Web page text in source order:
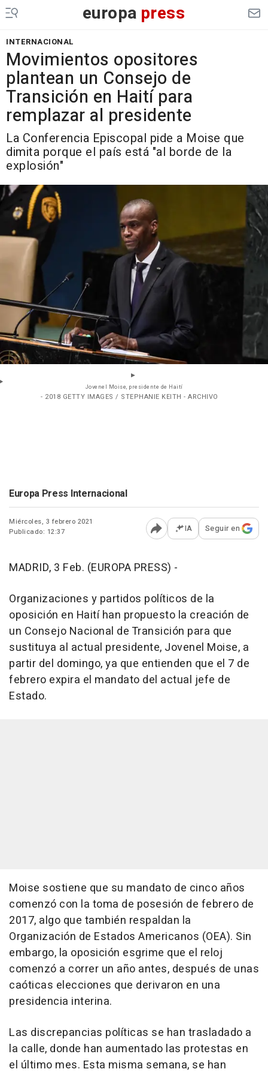
europa press
INTERNACIONAL
Movimientos opositores
plantean un Consejo de
Transición en Haití para
remplazar al presidente
La Conferencia Episcopal pide a Moise que
dimita porque el país está "al borde de la
explosión"
Jovenel Moise, presidente de Haití
- 2018 GETTY IMAGES / STEPHANIE KEITH - ARCHIVO
Europa Press Internacional
Miércoles, 3 febrero 2021
Publicado: 12:37
Abrir opciones para
IA Seguir en
MADRID, 3 Feb. (EUROPA PRESS) -
Organizaciones y partidos políticos de la
oposición en Haití han propuesto la creación de
un Consejo Nacional de Transición para que
sustituya al actual presidente, Jovenel Moise, a
partir del domingo, ya que entienden que el 7 de
febrero expira el mandato del actual jefe de
Estado.
Moise sostiene que su mandato de cinco años
comenzó con la toma de posesión de febrero de
2017, algo que también respaldan la
Organización de Estados Americanos (OEA). Sin
embargo, la oposición esgrime que el reloj
comenzó a correr un año antes, después de unas
caóticas elecciones que derivaron en una
presidencia interina.
Las discrepancias políticas se han trasladado a
la calle, donde han aumentado las protestas en
el último mes. Esta misma semana, se han